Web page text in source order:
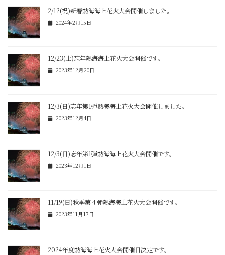
2/12(祝)新春熱海海上花火大会開催しました。
2024年2月15日
12/23(土)忘年熱海海上花火大会開催です。
2023年12月20日
12/3(日)忘年第1弾熱海海上花火大会開催しました。
2023年12月4日
12/3(日)忘年第1弾熱海海上花火大会開催です。
2023年12月1日
11/19(日)秋季第４弾熱海海上花火大会開催です。
2023年11月17日
2024年度熱海海上花火大会開催日決定です。